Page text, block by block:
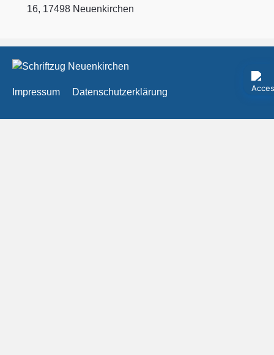
16, 17498 Neuenkirchen
Impressum Datenschutzerklärung